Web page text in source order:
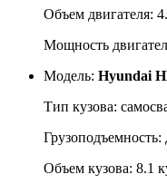
Объем двигателя:
Мощность
Модель: Hyundai
Тип кузова:
Грузоподъемность:
Объем кузова: 8.1